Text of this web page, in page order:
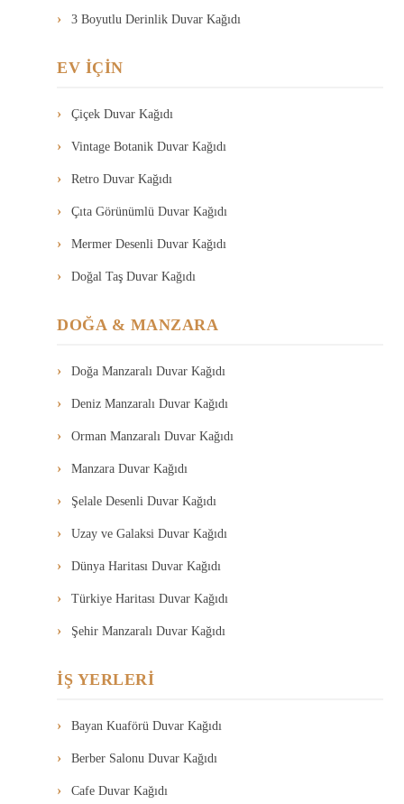
3 Boyutlu Derinlik Duvar Kağıdı
EV İÇİN
Çiçek Duvar Kağıdı
Vintage Botanik Duvar Kağıdı
Retro Duvar Kağıdı
Çıta Görünümlü Duvar Kağıdı
Mermer Desenli Duvar Kağıdı
Doğal Taş Duvar Kağıdı
DOĞA & MANZARA
Doğa Manzaralı Duvar Kağıdı
Deniz Manzaralı Duvar Kağıdı
Orman Manzaralı Duvar Kağıdı
Manzara Duvar Kağıdı
Şelale Desenli Duvar Kağıdı
Uzay ve Galaksi Duvar Kağıdı
Dünya Haritası Duvar Kağıdı
Türkiye Haritası Duvar Kağıdı
Şehir Manzaralı Duvar Kağıdı
İŞ YERLERİ
Bayan Kuaförü Duvar Kağıdı
Berber Salonu Duvar Kağıdı
Cafe Duvar Kağıdı